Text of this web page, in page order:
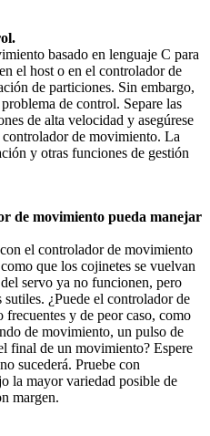
basado en lenguaje C para
el host o en el controlador de
de particiones. Sin embargo,
de control. Separe las
de alta velocidad y asegúrese
controlador de movimiento. La
y otras funciones de gestión
de movimiento pueda manejar
el controlador de movimiento
que los cojinetes se vuelvan
servo ya no funcionen, pero
¿Puede el controlador de
frecuentes y de peor caso, como
de movimiento, un pulso de
final de un movimiento? Espere
sucederá. Pruebe con
la mayor variedad posible de
margen.